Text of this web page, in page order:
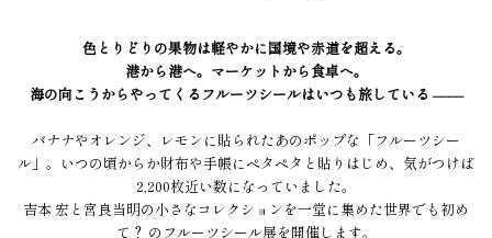
色とりどりの果物は軽やかに国境や赤道を超える。
港から港へ。マーケットから食卓へ。
海の向こうからやってくるフルーツシールはいつも旅している ––––
バナナやオレンジ、レモンに貼られたあのポップな「フルーツシー
ル」。いつの頃からか財布や手帳にペタペタと貼りはじめ、気がつけば
2,200枚近い数になっていました。
吉本 宏と宮良当明の小さなコレクションを一堂に集めた世界でも初め
て？ のフルーツシール展を開催します。